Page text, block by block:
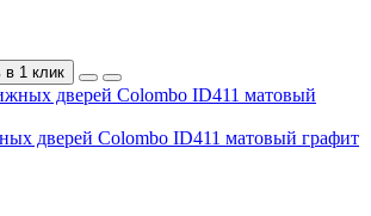
в 1 клик
дверей Colombo ID411 матовый графит